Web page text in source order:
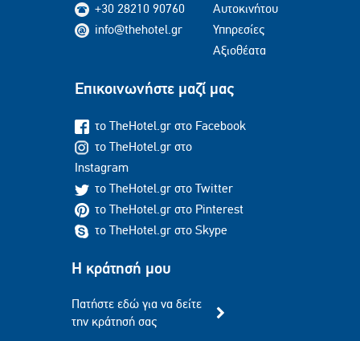
+30 28210 90760
info@thehotel.gr
Αυτοκινήτου
Υπηρεσίες
Αξιοθέατα
Επικοινωνήστε μαζί μας
το TheHotel.gr στο Facebook
το TheHotel.gr στο
Instagram
το TheHotel.gr στο Twitter
το TheHotel.gr στο Pinterest
το TheHotel.gr στο Skype
Η κράτησή μου
Πατήστε εδώ για να δείτε
την κράτησή σας